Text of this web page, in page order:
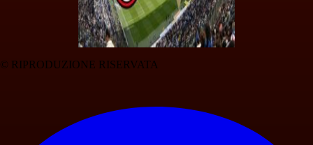
© RIPRODUZIONE RISERVATA